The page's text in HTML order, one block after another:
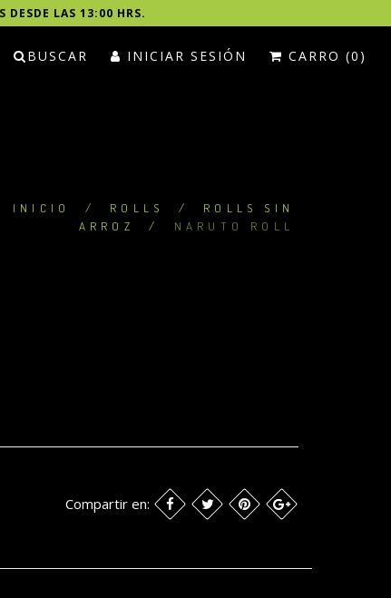
LAS 13:00 HRS.
BUSCAR INICIAR SESIÓN CARRO (0)
INICIO / ROLLS / ROLLS SIN
ARROZ
/ NARUTO ROLL
Compartir en: